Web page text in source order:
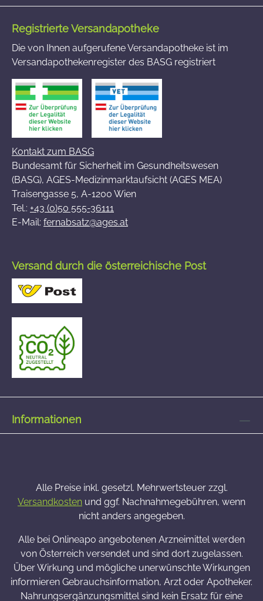
Registrierte Versandapotheke
Die von Ihnen aufgerufene Versandapotheke ist im
Versandapothekenregister des BASG registriert
Kontakt zum BASG
Bundesamt für Sicherheit im Gesundheitswesen
(BASG), AGES-Medizinmarktaufsicht (AGES MEA)
Traisengasse 5, A-1200 Wien
Tel.: +43 (0)50 555-36111
E-Mail: fernabsatz@ages.at
Versand durch die österreichische Post
Informationen
Alle Preise inkl. gesetzl. Mehrwertsteuer zzgl.
Versandkosten und ggf. Nachnahmegebühren, wenn
nicht anders angegeben.
Alle bei Onlineapo angebotenen Arzneimittel werden
von Österreich versendet und sind dort zugelassen.
Über Wirkung und mögliche unerwünschte Wirkungen
informieren Gebrauchsinformation, Arzt oder Apotheker.
Nahrungsergänzungsmittel sind kein Ersatz für eine